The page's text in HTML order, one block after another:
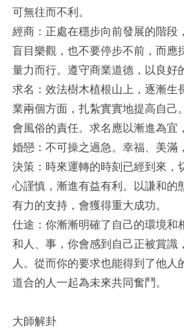
可無往而不利。
經商：正處在穩步向前發展的階段
盲目樂觀，也不要停步不前，而應
量力而行。遵守商業道德，以良好
求名：效法樹木植根山上，逐漸生
業兩個方面，扎紮實實地提高自己
會風俗的責任。求名應以漸進為宜
婚戀：不可操之過急。幸福、美滿
決策：時來運轉的時刻已經到來，
心謹慎，漸進有益有利。以謙和的
有力的支持，會獲得重大成功。
仕途：你漸漸明確了自己的環境和
和人、事，你會感到自己正被賞識
人。從而你的要求也能得到了他人
道合的人一起為未來共同奮鬥。
大師解卦